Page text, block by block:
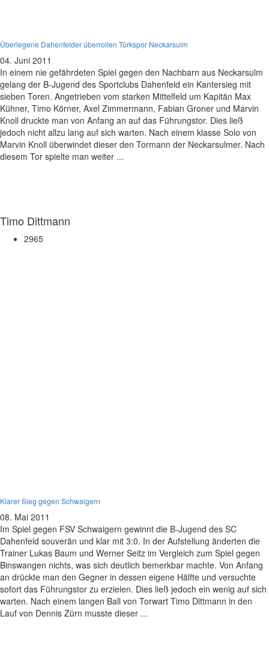
Überlegene Dahenfelder überrollen Türkspor Neckarsulm
04. Juni 2011
In einem nie gefährdeten Spiel gegen den Nachbarn aus Neckarsulm
gelang der B-Jugend des Sportclubs Dahenfeld ein Kantersieg mit
sieben Toren. Angetrieben vom starken Mittelfeld um Kapitän Max
Kühner, Timo Körner, Axel Zimmermann, Fabian Groner und Marvin
Knoll druckte man von Anfang an auf das Führungstor. Dies ließ
jedoch nicht allzu lang auf sich warten. Nach einem klasse Solo von
Marvin Knoll überwindet dieser den Tormann der Neckarsulmer. Nach
diesem Tor spielte man weiter ...
Timo Dittmann
2965
Klarer Sieg gegen Schwaigern
08. Mai 2011
Im Spiel gegen FSV Schwaigern gewinnt die B-Jugend des SC
Dahenfeld souverän und klar mit 3:0. In der Aufstellung änderten die
Trainer Lukas Baum und Werner Seitz im Vergleich zum Spiel gegen
Binswangen nichts, was sich deutlich bemerkbar machte. Von Anfang
an drückte man den Gegner in dessen eigene Hälfte und versuchte
sofort das Führungstor zu erzielen. Dies ließ jedoch ein wenig auf sich
warten. Nach einem langen Ball von Torwart Timo Dittmann in den
Lauf von Dennis Zürn musste dieser ...